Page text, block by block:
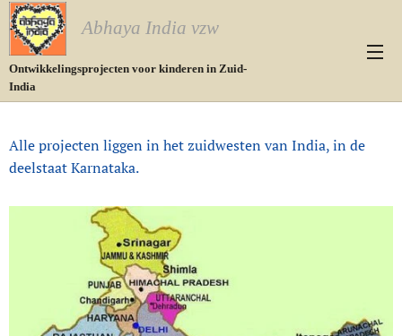
Abhaya India vzw
Ontwikkelingsprojecten voor kinderen in Zuid-
India
Alle projecten liggen in het zuidwesten van India, in de
deelstaat Karnataka.